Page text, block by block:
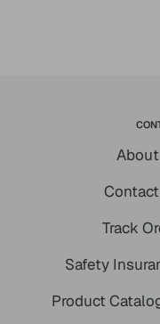
Track
Safety
Product